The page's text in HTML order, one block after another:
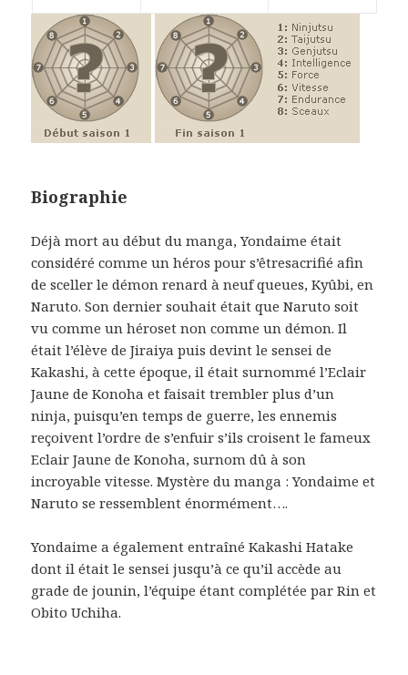
Biographie
Déjà mort au début du manga, Yondaime était
considéré comme un héros pour s’êtresacrifié afin
de sceller le démon renard à neuf queues, Kyûbi, en
Naruto. Son dernier souhait était que Naruto soit
vu comme un héroset non comme un démon. Il
était l’élève de Jiraiya puis devint le sensei de
Kakashi, à cette époque, il était surnommé l’Eclair
Jaune de Konoha et faisait trembler plus d’un
ninja, puisqu’en temps de guerre, les ennemis
reçoivent l’ordre de s’enfuir s’ils croisent le fameux
Eclair Jaune de Konoha, surnom dû à son
incroyable vitesse. Mystère du manga : Yondaime et
Naruto se ressemblent énormément….
Yondaime a également entraîné Kakashi Hatake
dont il était le sensei jusqu’à ce qu’il accède au
grade de jounin, l’équipe étant complétée par Rin et
Obito Uchiha.